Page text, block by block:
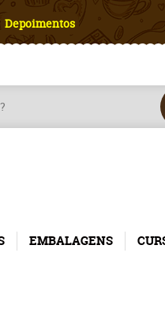
Depoimentos
EMBALAGENS